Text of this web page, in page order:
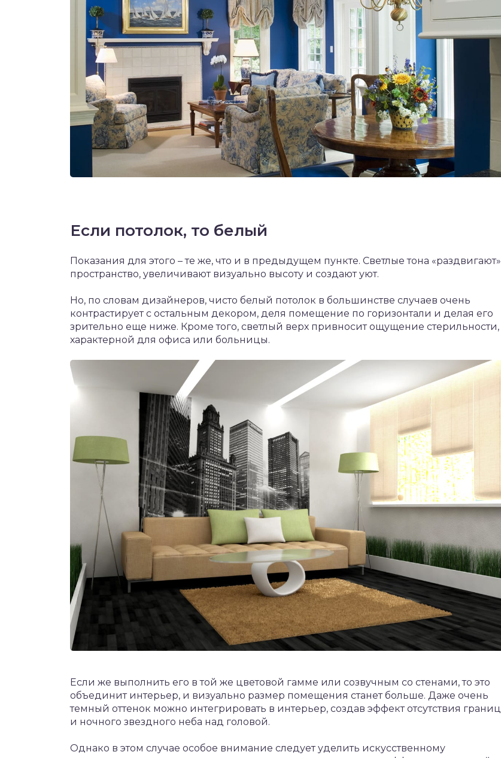
Если потолок, то белый
Показания для этого – те же, что и в предыдущем пункте. Светлые тона «раздвигают»
пространство, увеличивают визуально высоту и создают уют.
Но, по словам дизайнеров, чисто белый потолок в большинстве случаев очень
контрастирует с остальным декором, деля помещение по горизонтали и делая его
зрительно еще ниже. Кроме того, светлый верх привносит ощущение стерильности,
характерной для офиса или больницы.
Если же выполнить его в той же цветовой гамме или созвучным со стенами, то это
объединит интерьер, и визуально размер помещения станет больше. Даже очень
темный оттенок можно интегрировать в интерьер, создав эффект отсутствия границ
и ночного звездного неба над головой.
Однако в этом случае особое внимание следует уделить искусственному